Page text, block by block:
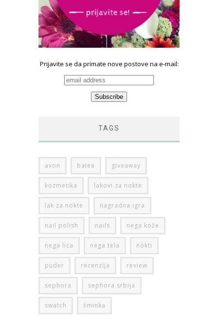
Prijavite se da primate nove postove na e-mail:
TAGS
avon balea giveaway
kozmetika lakovi za nokte
lak za nokte nagradna igra
nail polish nails nega kože
nega lica nega tela nokti
puder recenzija review
sephora sephora srbija
swatch šminka